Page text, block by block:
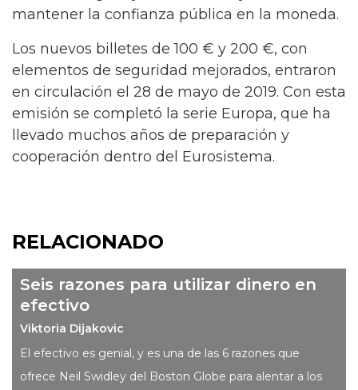
mantener la confianza pública en la moneda.
Los nuevos billetes de 100 € y 200 €, con
elementos de seguridad mejorados, entraron
en circulación el 28 de mayo de 2019. Con esta
emisión se completó la serie Europa, que ha
llevado muchos años de preparación y
cooperación dentro del Eurosistema.
RELACIONADO
Seis razones para utilizar dinero en
efectivo
Viktoria Dijakovic
El efectivo es genial, y es una de las 6 razones que
ofrece Neil Swidley del Boston Globe para alentar a los